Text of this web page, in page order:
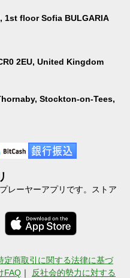
1st floor Sofia BULGARIA
2EU, United Kingdom
Stockton-on-Tees,
レーヤーアプリです。ストア
定商取引に関する法律に基づ
FAQ ｜ 反社会的勢力に対する